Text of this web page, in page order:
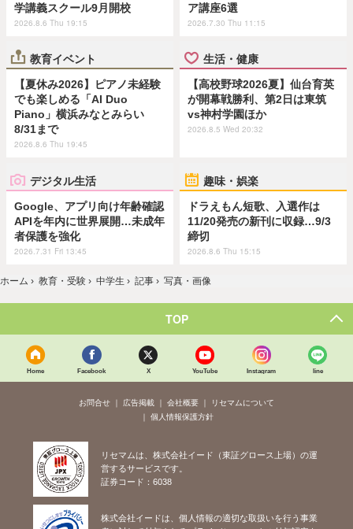
学講義スクール9月開校
2026.8.6 Thu 19:15
ア講座6選
2026.7.30 Thu 11:15
教育イベント
【夏休み2026】ピアノ未経験
でも楽しめる「AI Duo
Piano」横浜みなとみらい
8/31まで
2026.8.6 Thu 19:45
生活・健康
【高校野球2026夏】仙台育英
が開幕戦勝利、第2日は東筑
vs神村学園ほか
2026.8.5 Wed 20:32
デジタル生活
Google、アプリ向け年齢確認
APIを年内に世界展開…未成年
者保護を強化
2026.7.31 Fri 13:45
趣味・娯楽
ドラえもん短歌、入選作は
11/20発売の新刊に収録…9/3
締切
2026.8.6 Thu 15:15
ホーム › 教育・受験 › 中学生 › 記事 › 写真・画像
TOP
Home Facebook X YouTube Instagram line
お問合せ 広告掲載 会社概要
リセマムについて
個人情報保護方針
リセマムは、株式会社イード（東証グロース上場）の運
営するサービスです。
証券コード：6038
株式会社イードは、個人情報の適切な取扱いを行う事業